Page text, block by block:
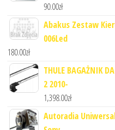
90.00zł
Abakus Zestaw
006Led
180.00zł
THULE BAGAŻNIK
2 2010-
1,398.00zł
Autoradia